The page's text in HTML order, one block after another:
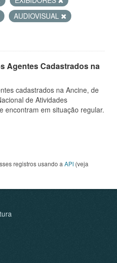
AUDIOVISUAL
Agentes Cadastrados na
cadastrados na Ancine, de
de Atividades
encontram em situação regular.
registros usando a API (veja